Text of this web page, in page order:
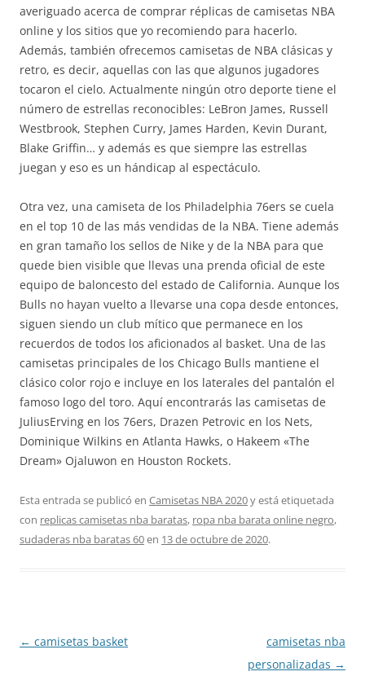
averiguado acerca de comprar réplicas de camisetas NBA
online y los sitios que yo recomiendo para hacerlo.
Además, también ofrecemos camisetas de NBA clásicas y
retro, es decir, aquellas con las que algunos jugadores
tocaron el cielo. Actualmente ningún otro deporte tiene el
número de estrellas reconocibles: LeBron James, Russell
Westbrook, Stephen Curry, James Harden, Kevin Durant,
Blake Griffin… y además es que siempre las estrellas
juegan y eso es un hándicap al espectáculo.
Otra vez, una camiseta de los Philadelphia 76ers se cuela
en el top 10 de las más vendidas de la NBA. Tiene además
en gran tamaño los sellos de Nike y de la NBA para que
quede bien visible que llevas una prenda oficial de este
equipo de baloncesto del estado de California. Aunque los
Bulls no hayan vuelto a llevarse una copa desde entonces,
siguen siendo un club mítico que permanece en los
recuerdos de todos los aficionados al basket. Una de las
camisetas principales de los Chicago Bulls mantiene el
clásico color rojo e incluye en los laterales del pantalón el
famoso logo del toro. Aquí encontrarás las camisetas de
JuliusErving en los 76ers, Drazen Petrovic en los Nets,
Dominique Wilkins en Atlanta Hawks, o Hakeem «The
Dream» Ojaluwon en Houston Rockets.
Esta entrada se publicó en Camisetas NBA 2020y está etiquetada
con replicas camisetas nba baratas, ropa nba barata online negro,
sudaderas nba baratas 60en 13 de octubre de 2020.
Navegación
← camisetas basket
camisetas nba
personalizadas →